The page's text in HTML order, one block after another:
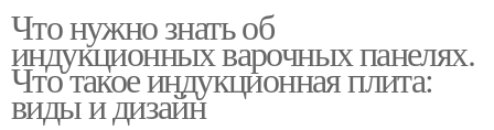
Что нужно знать об
индукционных варочных панелях.
Что такое индукционная плита:
виды и дизайн